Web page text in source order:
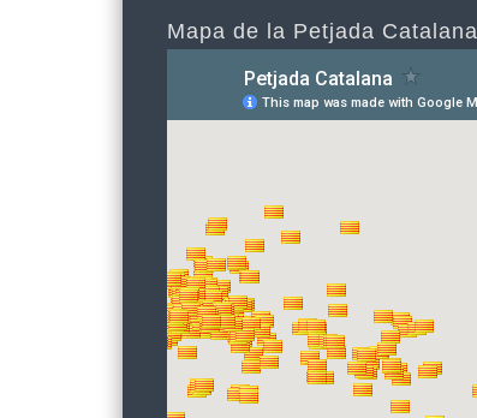
Mapa de la Petjada Catalana